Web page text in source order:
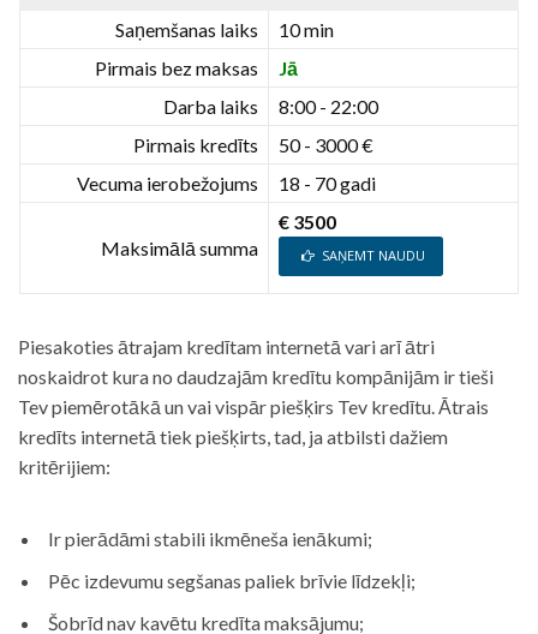
Saņemšanas laiks
10 min
Pirmais bez maksas
Jā
Darba laiks
8:00 - 22:00
Pirmais kredīts
50 - 3000 €
Vecuma ierobežojums
18 - 70 gadi
Maksimālā summa
€ 3500
SAŅEMT NAUDU
Piesakoties ātrajam kredītam internetā vari arī ātri
noskaidrot kura no daudzajām kredītu kompānijām ir tieši
Tev piemērotākā un vai vispār piešķirs Tev kredītu. Ātrais
kredīts internetā tiek piešķirts, tad, ja atbilsti dažiem
kritērijiem:
Ir pierādāmi stabili ikmēneša ienākumi;
Pēc izdevumu segšanas paliek brīvie līdzekļi;
Šobrīd nav kavētu kredīta maksājumu;